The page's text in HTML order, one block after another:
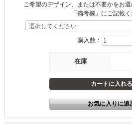
ご希望のデザイン、または不要かをお
「備考欄」にご記載く
購入数：
在庫